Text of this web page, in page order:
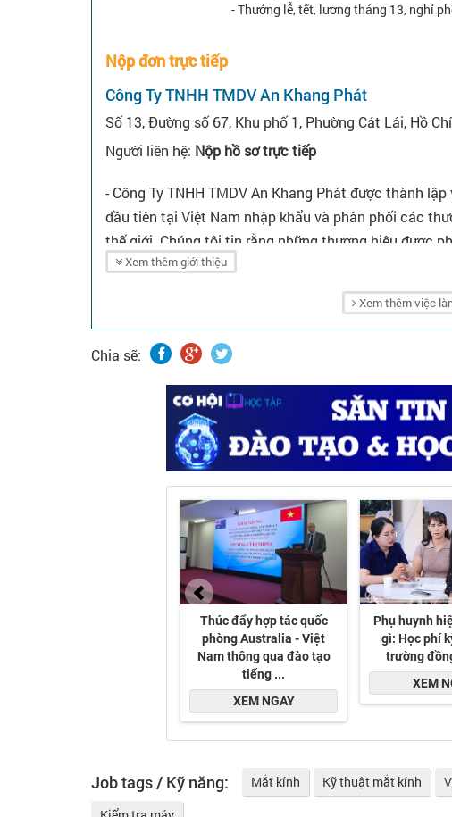
- Thưởng lễ, tết, lương tháng 13, nghỉ
Nộp đơn trực tiếp
Công Ty TNHH TMDV An Khang Phát
Số 13, Đường số 67, Khu phố 1, Phường Cát Lái, Hồ
Người liên hệ: Nộp hồ sơ trực tiếp
- Công Ty TNHH TMDV An Khang Phát được thành
đầu tiên tại Việt Nam nhập khẩu và phân phối các
thế giới. Chúng tôi tin rằng những thương hiệu được
một đôi mắt đẹp, hợp thời trang và an toàn tuyệt đối.
- An Khang Phát chuyên nhập khẩu và phân phối các
Bausch&Lomb, Freshkon, Freshvue và tròng kính số
Xem thêm giới thiệu
Xem thêm việc
Chia sẽ:
Job tags / Kỹ năng: Mắt kính Kỹ thuật mắt kính